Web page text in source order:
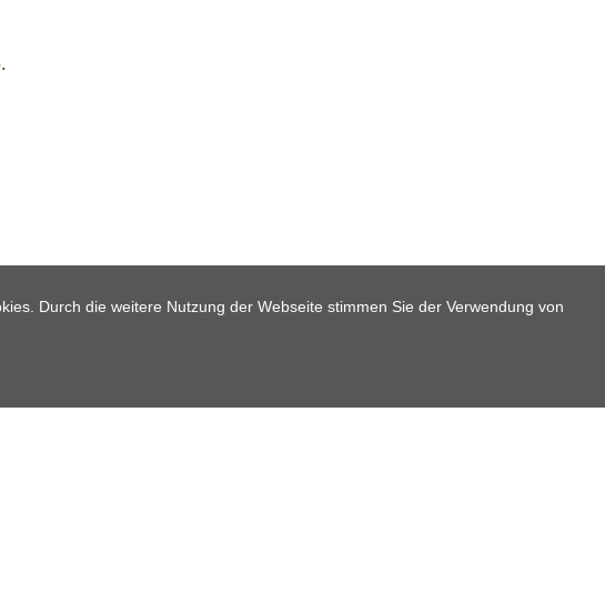
.
Durch die weitere Nutzung der Webseite stimmen Sie der Verwendung von